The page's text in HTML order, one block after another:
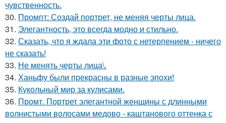
чувственность.
30. Промпт: Создай портрет, не меняя черты лица.
31. Элегантность, это всегда модно и стильно.
32. Сказать, что я ждала эти фото с нетерпением - ничего
не сказать!
33. Не менять черты лица\.
34. Ханьфу были прекрасны в разные эпохи!
35. Кукольный мир за кулисами.
36. Промт. Портрет элегантной женщины с длинными
волнистыми волосами медово - каштанового оттенка с